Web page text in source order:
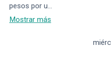
pesos por u...
Mostrar más